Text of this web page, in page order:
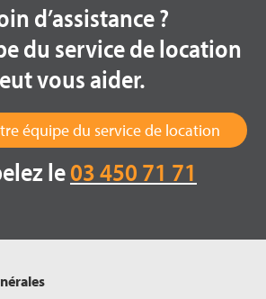
d’assistance ?
du service de location
vous aider.
équipe du service de location
le03 450 71 71